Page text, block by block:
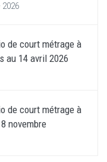
de court métrage à
au 14 avril 2026
de court métrage à
novembre